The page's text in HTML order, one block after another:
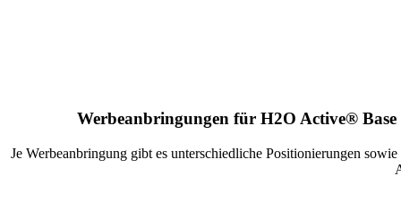
Werbeanbringungen für H2O Active®
Je Werbeanbringung gibt es unterschiedliche Positionierungen